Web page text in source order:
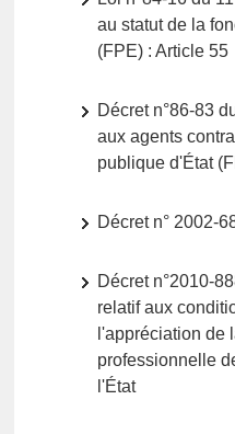
au statut de la
(FPE) : Article 55
Décret n°86-83
aux agents
publique d'État
Décret n° 2002-
Décret n°2010-
relatif aux
l'appréciation de
professionnelle
l'État